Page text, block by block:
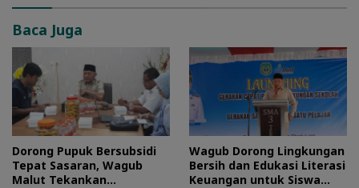
Baca Juga
Dorong Pupuk Bersubsidi
Tepat Sasaran, Wagub
Malut Tekankan
Wagub Dorong Lingkungan
Bersih dan Edukasi Literasi
Keuangan untuk Siswa